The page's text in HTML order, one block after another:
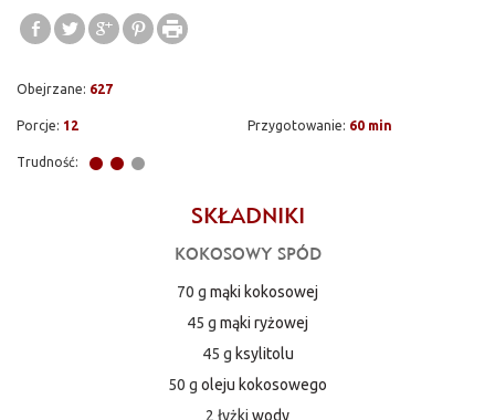
Obejrzane: 627
Porcje: 12 Przygotowanie: 60 min
Trudność:
SKŁADNIKI
KOKOSOWY SPÓD
70 g mąki kokosowej
45 g mąki ryżowej
45 g ksylitolu
50 g oleju kokosowego
2 łyżki wody